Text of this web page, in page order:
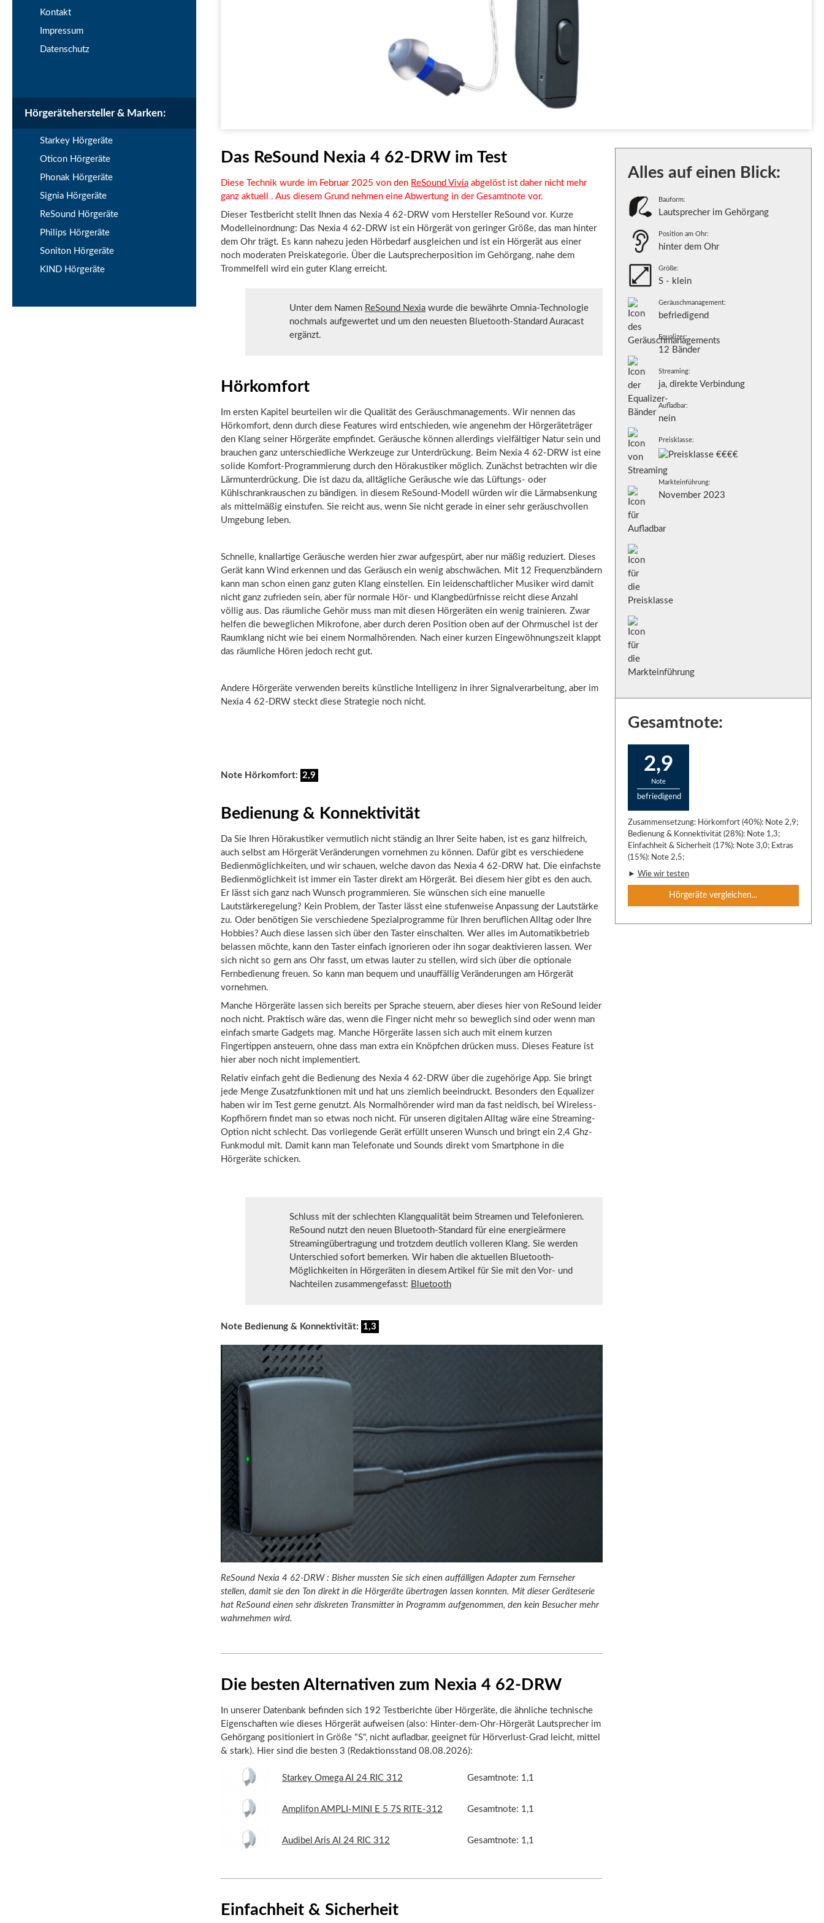
Das ReSound Nexia 4 62-DRW im Test
Diese Technik wurde im Februar 2025 von den ReSound Vivia abgelöst ist daher nicht mehr
ganz aktuell . Aus diesem Grund nehmen eine Abwertung in der Gesamtnote vor.
Dieser Testbericht stellt Ihnen das Nexia 4 62-DRW vom Hersteller ReSound vor. Kurze
Modelleinordnung: Das Nexia 4 62-DRW ist ein Hörgerät von geringer Größe, das man hinter
dem Ohr trägt. Es kann nahezu jeden Hörbedarf ausgleichen und ist ein Hörgerät aus einer
noch moderaten Preiskategorie. Über die Lautsprecherposition im Gehörgang, nahe dem
Trommelfell wird ein guter Klang erreicht.
Unter dem Namen ReSound Nexia wurde die bewährte Omnia-Technologie
nochmals aufgewertet und um den neuesten Bluetooth-Standard Auracast
ergänzt.
Hörkomfort
Im ersten Kapitel beurteilen wir die Qualität des Geräuschmanagements. Wir nennen das
Hörkomfort, denn durch diese Features wird entschieden, wie angenehm der Hörgeräteträger
den Klang seiner Hörgeräte empfindet. Geräusche können allerdings vielfältiger Natur sein und
brauchen ganz unterschiedliche Werkzeuge zur Unterdrückung. Beim Nexia 4 62-DRW ist eine
solide Komfort-Programmierung durch den Hörakustiker möglich. Zunächst betrachten wir die
Lärmunterdrückung. Die ist dazu da, alltägliche Geräusche wie das Lüftungs- oder
Kühlschrankrauschen zu bändigen. in diesem ReSound-Modell würden wir die Lärmabsenkung
als mittelmäßig einstufen. Sie reicht aus, wenn Sie nicht gerade in einer sehr geräuschvollen
Umgebung leben.
Schnelle, knallartige Geräusche werden hier zwar aufgespürt, aber nur mäßig reduziert. Dieses
Gerät kann Wind erkennen und das Geräusch ein wenig abschwächen. Mit 12 Frequenzbändern
kann man schon einen ganz guten Klang einstellen. Ein leidenschaftlicher Musiker wird damit
nicht ganz zufrieden sein, aber für normale Hör- und Klangbedürfnisse reicht diese Anzahl
völlig aus. Das räumliche Gehör muss man mit diesen Hörgeräten ein wenig trainieren. Zwar
helfen die beweglichen Mikrofone, aber durch deren Position oben auf der Ohrmuschel ist der
Raumklang nicht wie bei einem Normalhörenden. Nach einer kurzen Eingewöhnungszeit klappt
das räumliche Hören jedoch recht gut.
Andere Hörgeräte verwenden bereits künstliche Intelligenz in ihrer Signalverarbeitung, aber im
Nexia 4 62-DRW steckt diese Strategie noch nicht.
Note Hörkomfort: 2,9
Bedienung & Konnektivität
Da Sie Ihren Hörakustiker vermutlich nicht ständig an Ihrer Seite haben, ist es ganz hilfreich,
auch selbst am Hörgerät Veränderungen vornehmen zu können. Dafür gibt es verschiedene
Bedienmöglichkeiten, und wir schauen, welche davon das Nexia 4 62-DRW hat. Die einfachste
Bedienmöglichkeit ist immer ein Taster direkt am Hörgerät. Bei diesem hier gibt es den auch.
Er lässt sich ganz nach Wunsch programmieren. Sie wünschen sich eine manuelle
Lautstärkeregelung? Kein Problem, der Taster lässt eine stufenweise Anpassung der Lautstärke
zu. Oder benötigen Sie verschiedene Spezialprogramme für Ihren beruflichen Alltag oder Ihre
Hobbies? Auch diese lassen sich über den Taster einschalten. Wer alles im Automatikbetrieb
belassen möchte, kann den Taster einfach ignorieren oder ihn sogar deaktivieren lassen. Wer
sich nicht so gern ans Ohr fasst, um etwas lauter zu stellen, wird sich über die optionale
Fernbedienung freuen. So kann man bequem und unauffällig Veränderungen am Hörgerät
vornehmen.
Manche Hörgeräte lassen sich bereits per Sprache steuern, aber dieses hier von ReSound leider
noch nicht. Praktisch wäre das, wenn die Finger nicht mehr so beweglich sind oder wenn man
einfach smarte Gadgets mag. Manche Hörgeräte lassen sich auch mit einem kurzen
Fingertippen ansteuern, ohne dass man extra ein Knöpfchen drücken muss. Dieses Feature ist
hier aber noch nicht implementiert.
Relativ einfach geht die Bedienung des Nexia 4 62-DRW über die zugehörige App. Sie bringt
jede Menge Zusatzfunktionen mit und hat uns ziemlich beeindruckt. Besonders den Equalizer
haben wir im Test gerne genutzt. Als Normalhörender wird man da fast neidisch, bei Wireless-
Kopfhörern findet man so etwas noch nicht. Für unseren digitalen Alltag wäre eine Streaming-
Option nicht schlecht. Das vorliegende Gerät erfüllt unseren Wunsch und bringt ein 2,4 Ghz-
Funkmodul mit. Damit kann man Telefonate und Sounds direkt vom Smartphone in die
Hörgeräte schicken.
Schluss mit der schlechten Klangqualität beim Streamen und Telefonieren.
ReSound nutzt den neuen Bluetooth-Standard für eine energieärmere
Streamingübertragung und trotzdem deutlich volleren Klang. Sie werden
Unterschied sofort bemerken. Wir haben die aktuellen Bluetooth-
Möglichkeiten in Hörgeräten in diesem Artikel für Sie mit den Vor- und
Nachteilen zusammengefasst: Bluetooth
Note Bedienung & Konnektivität: 1,3
ReSound Nexia 4 62-DRW : Bisher mussten Sie sich einen auffälligen Adapter zum Fernseher
stellen, damit sie den Ton direkt in die Hörgeräte übertragen lassen konnten. Mit dieser Geräteserie
hat ReSound einen sehr diskreten Transmitter in Programm aufgenommen, den kein Besucher mehr
wahrnehmen wird.
Die besten Alternativen zum Nexia 4 62-DRW
In unserer Datenbank befinden sich 192 Testberichte über Hörgeräte, die ähnliche technische
Eigenschaften wie dieses Hörgerät aufweisen (also: Hinter-dem-Ohr-Hörgerät Lautsprecher im
Gehörgang positioniert in Größe "S", nicht aufladbar, geeignet für Hörverlust-Grad leicht, mittel
& stark). Hier sind die besten 3 (Redaktionsstand 08.08.2026):
Starkey Omega AI 24 RIC 312 Gesamtnote: 1,1
Amplifon AMPLI-MINI E 5 7S RITE-312 Gesamtnote: 1,1
Audibel Aris AI 24 RIC 312 Gesamtnote: 1,1
Einfachheit & Sicherheit
Alles auf einen Blick:
Bauform:
Lautsprecher im Gehörgang
Position am Ohr:
hinter dem Ohr
Größe:
S - klein
Geräuschmanagement:
befriedigend
Equalizer:
12 Bänder
Streaming:
ja, direkte Verbindung
Aufladbar:
nein
Preisklasse:
Markteinführung:
November 2023
Gesamtnote:
2,9
Note
befriedigend
Zusammensetzung: Hörkomfort (40%): Note 2,9;
Bedienung & Konnektivität (28%): Note 1,3;
Einfachheit & Sicherheit (17%): Note 3,0; Extras
(15%): Note 2,5;
► Wie wir testen
Hörgeräte vergleichen...
Kontakt
Impressum
Datenschutz
Hörgerätehersteller & Marken:
Starkey Hörgeräte
Oticon Hörgeräte
Phonak Hörgeräte
Signia Hörgeräte
ReSound Hörgeräte
Philips Hörgeräte
Soniton Hörgeräte
KIND Hörgeräte